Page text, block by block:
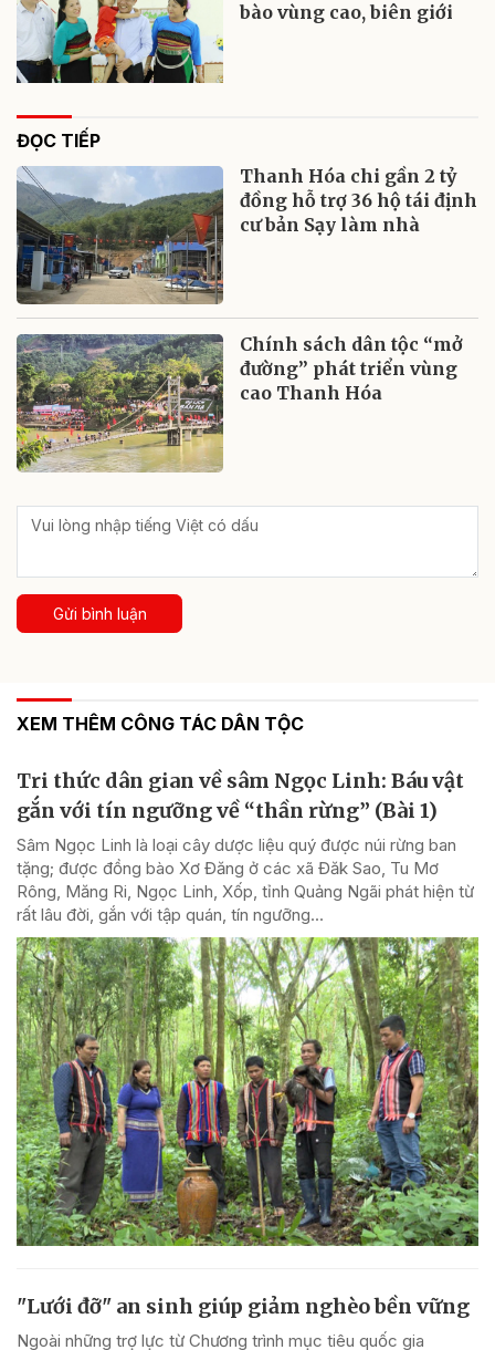
bào vùng cao, biên giới
ĐỌC TIẾP
Thanh Hóa chi gần 2 tỷ
đồng hỗ trợ 36 hộ tái định
cư bản Sạy làm nhà
Chính sách dân tộc “mở
đường” phát triển vùng
cao Thanh Hóa
Gửi bình luận
XEM THÊM CÔNG TÁC DÂN TỘC
Tri thức dân gian về sâm Ngọc Linh: Báu vật
gắn với tín ngưỡng về “thần rừng” (Bài 1)
Sâm Ngọc Linh là loại cây dược liệu quý được núi rừng ban
tặng; được đồng bào Xơ Đăng ở các xã Đăk Sao, Tu Mơ
Rông, Măng Ri, Ngọc Linh, Xốp, tỉnh Quảng Ngãi phát hiện từ
rất lâu đời, gắn với tập quán, tín ngưỡng...
"Lưới đỡ" an sinh giúp giảm nghèo bền vững
Ngoài những trợ lực từ Chương trình mục tiêu quốc gia